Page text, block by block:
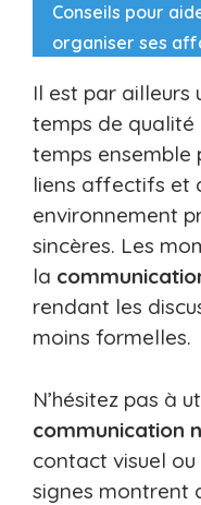
Conseils pour
organiser ses
Il est par ailleurs
temps de qualité
temps ensemble
liens affectifs et
environnement
sincères. Les
la
rendant les
moins formelles.
N’hésitez pas à
communication
contact visuel
signes montrent